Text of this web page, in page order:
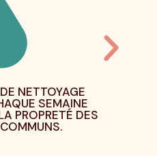
NOS MAISONS SONT
DES GENS CONCERNÉS PAR
ENVIRONNEMENT, ET QUI
CHOIX DE REJOINDRE LA
COMMUNAUTÉ IVYNEST.